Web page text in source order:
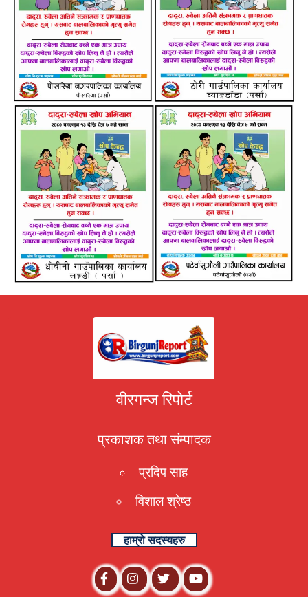
वीरगन्ज रिपोर्ट
प्रकाशक तथा संम्पादक
प्रदिप साह
विशाल श्रेष्ठ
हाम्रो सदस्यहरु